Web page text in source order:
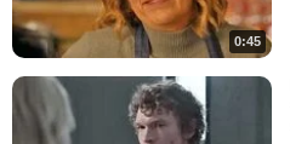
0:45